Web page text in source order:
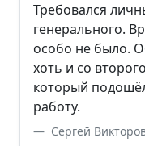
Требовался
генерального.
особо не было.
хоть и со
который
работу.
Сергей